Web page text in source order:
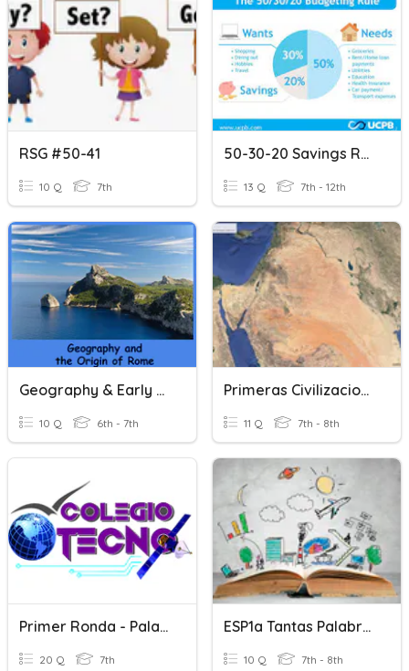
RSG #50-41
10 Q 7th
50-30-20 Savings Rule
13 Q 7th - 12th
Geography & Early Rome 50/50
10 Q 6th - 7th
Primeras Civilizaciones
11 Q 7th - 8th
Primer Ronda - Palabras -
20 Q 7th
ESP1a Tantas Palabras
10 Q 7th - 8th